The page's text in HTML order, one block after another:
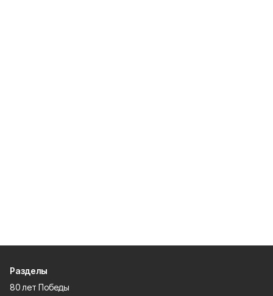
Разделы
80 лет Победы